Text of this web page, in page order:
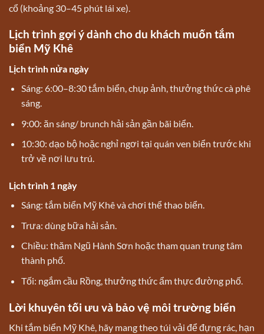
cổ (khoảng 30–45 phút lái xe).
Lịch trình gợi ý dành cho du khách muốn tắm
biển Mỹ Khê
Lịch trình nửa ngày
Sáng: 6:00–8:30 tắm biển, chụp ảnh, thưởng thức cà phê
sáng.
9:00: ăn sáng/ brunch hải sản gần bãi biển.
10:30: dạo bộ hoặc nghỉ ngơi tại quán ven biển trước khi
trở về nơi lưu trú.
Lịch trình 1 ngày
Sáng: tắm biển Mỹ Khê và chơi thể thao biển.
Trưa: dùng bữa hải sản.
Chiều: thăm Ngũ Hành Sơn hoặc tham quan trung tâm
thành phố.
Tối: ngắm cầu Rồng, thưởng thức ẩm thực đường phố.
Lời khuyên tối ưu và bảo vệ môi trường biển
Khi tắm biển Mỹ Khê, hãy mang theo túi vải để đựng rác, hạn